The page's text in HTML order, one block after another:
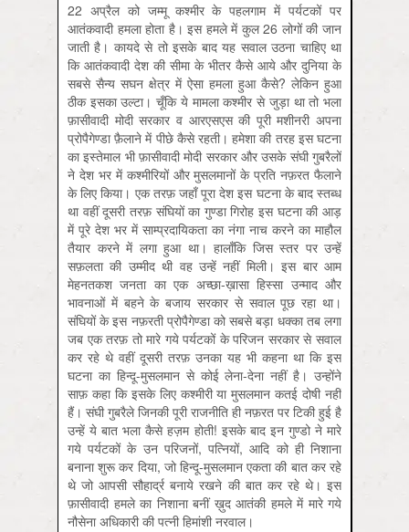
22 अप्रैल को जम्मू कश्मीर के पहलगाम में पर्यटकों पर
आतंकवादी हमला होता है। इस हमले में कुल 26 लोगों की जान
जाती है। कायदे से तो इसके बाद यह सवाल उठना चाहिए था
कि आतंकवादी देश की सीमा के भीतर कैसे आये और दुनिया के
सबसे सैन्य सघन क्षेत्र में ऐसा हमला हुआ कैसे? लेकिन हुआ
ठीक इसका उल्टा। चूँकि ये मामला कश्मीर से जुड़ा था तो भला
फ़ासीवादी मोदी सरकार व आरएसएस की पूरी मशीनरी अपना
प्रोपैगेण्डा फ़ैलाने में पीछे कैसे रहती। हमेशा की तरह इस घटना
का इस्तेमाल भी फ़ासीवादी मोदी सरकार और उसके संघी गुबरैलों
ने देश भर में कश्मीरियों और मुसलमानों के प्रति नफ़रत फैलाने
के लिए किया। एक तरफ़ जहाँ पूरा देश इस घटना के बाद स्तब्ध
था वहीं दूसरी तरफ़ संघियों का गुण्डा गिरोह इस घटना की आड़
में पूरे देश भर में साम्प्रदायिकता का नंगा नाच करने का माहौल
तैयार करने में लगा हुआ था। हालाँकि जिस स्तर पर उन्हें
सफ़लता की उम्मीद थी वह उन्हें नहीं मिली। इस बार आम
मेहनतकश जनता का एक अच्छा-ख़ासा हिस्सा उन्माद और
भावनाओं में बहने के बजाय सरकार से सवाल पूछ रहा था।
संघियों के इस नफ़रती प्रोपैगेण्डा को सबसे बड़ा धक्का तब लगा
जब एक तरफ़ तो मारे गये पर्यटकों के परिजन सरकार से सवाल
कर रहे थे वहीं दूसरी तरफ़ उनका यह भी कहना था कि इस
घटना का हिन्दू-मुसलमान से कोई लेना-देना नहीं है। उन्होंने
साफ़ कहा कि इसके लिए कश्मीरी या मुसलमान कतई दोषी नहीं
हैं। संघी गुबरैले जिनकी पूरी राजनीति ही नफ़रत पर टिकी हुई है
उन्हें ये बात भला कैसे हज़म होती! इसके बाद इन गुण्डो ने मारे
गये पर्यटकों के उन परिजनों, पत्नियों, आदि को ही निशाना
बनाना शुरू कर दिया, जो हिन्दू-मुसलमान एकता की बात कर रहे
थे जो आपसी सौहार्द्र बनाये रखने की बात कर रहे थे। इस
फ़ासीवादी हमले का निशाना बनीं ख़ुद आतंकी हमले में मारे गये
नौसेना अधिकारी की पत्नी हिमांशी नरवाल।